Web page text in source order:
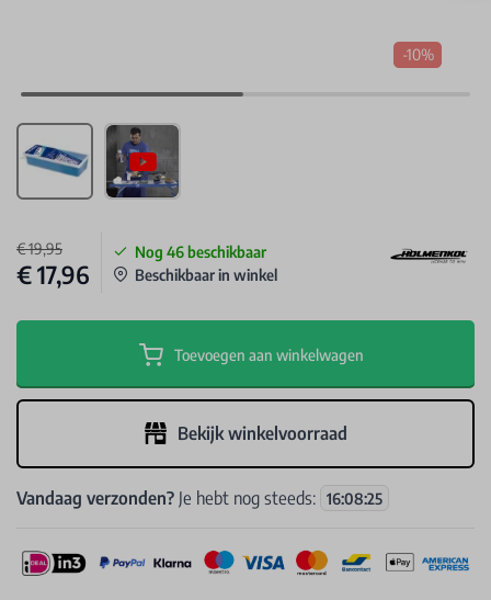
-10%
€ 19,95
€ 17,96
Nog 46 beschikbaar
Beschikbaar in winkel
Toevoegen aan winkelwagen
Bekijk winkelvoorraad
Vandaag verzonden? Je hebt nog steeds: 16:08:25